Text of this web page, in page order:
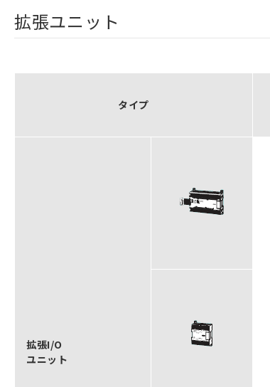
拡張ユニット
タイプ
拡張I/O
ユニット